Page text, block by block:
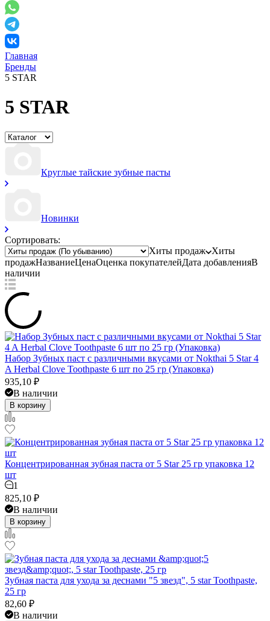
Главная
Бренды
5 STAR
5 STAR
Круглые тайские зубные пасты
Новинки
Сортировать:
Хиты продаж
Хиты
продажНазваниеЦенаОценка покупателейДата добавленияВ
наличии
Набор Зубных паст с различными вкусами от Nokthai 5 Star 4
A Herbal Clove Toothpaste 6 шт по 25 гр (Упаковка)
935,10 ₽
В наличии
В корзину
Концентрированная зубная паста от 5 Star 25 гр упаковка 12
шт
1
825,10 ₽
В наличии
В корзину
Зубная паста для ухода за деснами "5 звезд", 5 star Toothpaste,
25 гр
82,60 ₽
В наличии